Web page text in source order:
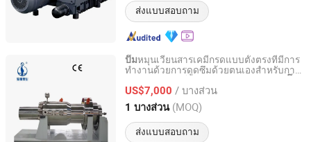
ส่งแบบสอบถาม
ปั๊มหมุนเวียนสารเคมีกรดแบบตั้งตรงที่มีการ
ทำงานด้วยการดูดซึมด้วยตนเองสำหรับการ
แบบอีบูเลต)
US$7,000 / บางส่วน
1 บางส่วน (MOQ)
ส่งแบบสอบถาม
Jiangsu Haishi Pumps Manufacturing Co., Ltd.
Jiangsu, China อัตราจาก 2018